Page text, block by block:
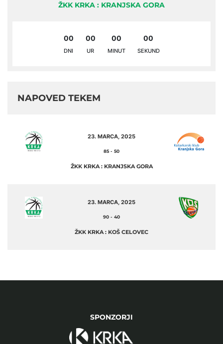
ŽKK KRKA : KRANJSKA GORA
00
DNI
00
UR
00
MINUT
00
SEKUND
NAPOVED TEKEM
23. MARCA, 2025
85 - 50
ŽKK KRKA : KRANJSKA GORA
23. MARCA, 2025
90 - 40
ŽKK KRKA : KOŠ CELOVEC
SPONZORJI